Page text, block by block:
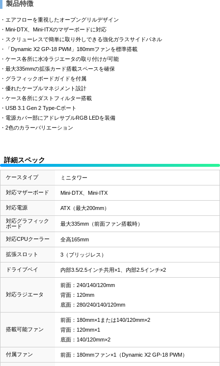
製品特徴
・エアフローを重視したオープングリルデザイン
・Mini-DTX、Mini-ITXのマザーボードに対応
・スクリューレスで簡単に取り外しできる強化ガラスサイドパネル
・「Dynamic X2 GP-18 PWM」180mmファンを標準搭載
・ケース各所に水冷ラジエータの取り付けが可能
・最大335mmの拡張カード搭載スペースを確保
・グラフィックボードガイドを付属
・優れたケーブルマネジメント設計
・ケース各所にダストフィルター搭載
・USB 3.1 Gen 2 Type-Cポート
・電源カバー部にアドレサブルRGB LEDを装備
・2色のカラーバリエーション
詳細スペック
ケースタイプ ミニタワー
対応マザーボード Mini-DTX、Mini-ITX
対応電源 ATX（最大200mm）
対応グラフィック
ボード
最大335mm（前面ファン搭載時）
対応CPUクーラー 全高165mm
拡張スロット 3（ブリッジレス）
ドライブベイ 内部3.5/2.5インチ共用×1、内部2.5インチ×2
対応ラジエータ
前面：240/140/120mm
背面：120mm
底面：280/240/140/120mm
搭載可能ファン
前面：180mm×1または140/120mm×2
背面：120mm×1
底面：140/120mm×2
付属ファン 前面：180mmファン×1（Dynamic X2 GP-18 PWM）